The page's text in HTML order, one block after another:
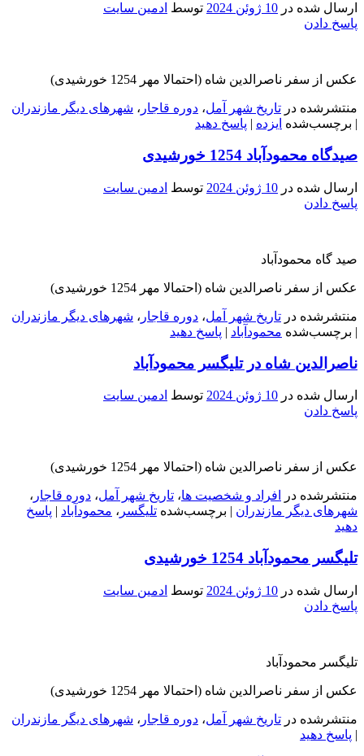
ارسال شده در 10 ژوئن 2024 توسط ادمین سایت
پاسخ دادن
عکس از سفر ناصرالدین شاه (احتمالا مهر 1254 خورشیدی)
منتشرشده در تاریخ شهر آمل، دوره قاجار ، شهرهای دیگر مازندران
| برچسب‌شده ایزده | پاسخ دهید
صیدگاه محمودآباد 1254 خورشیدی
ارسال شده در 10 ژوئن 2024 توسط ادمین سایت
پاسخ دادن
صید گاه محمودآباد
عکس از سفر ناصرالدین شاه (احتمالا مهر 1254 خورشیدی)
منتشرشده در تاریخ شهر آمل، دوره قاجار ، شهرهای دیگر مازندران
| برچسب‌شده محمودآباد | پاسخ دهید
ناصرالدین شاه در تلیگسر محمودآباد
ارسال شده در 10 ژوئن 2024 توسط ادمین سایت
پاسخ دادن
عکس از سفر ناصرالدین شاه (احتمالا مهر 1254 خورشیدی)
منتشرشده در افراد و شخصیت ها، تاریخ شهر آمل، دوره قاجار ،
شهرهای دیگر مازندران | برچسب‌شده تلیگسر ، محمودآباد | پاسخ
دهید
تلیگسر محمودآباد 1254 خورشیدی
ارسال شده در 10 ژوئن 2024 توسط ادمین سایت
پاسخ دادن
تلیگسر محمودآباد
عکس از سفر ناصرالدین شاه (احتمالا مهر 1254 خورشیدی)
منتشرشده در تاریخ شهر آمل، دوره قاجار ، شهرهای دیگر مازندران
| پاسخ دهید